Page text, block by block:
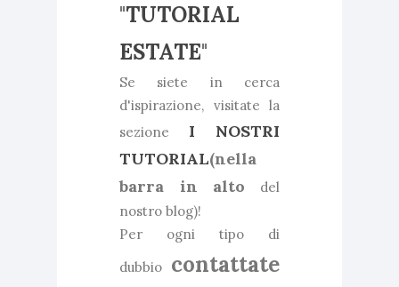
"TUTORIAL
ESTATE"
Se siete in cerca
d'ispirazione, visitate la
sezione I NOSTRI
TUTORIAL(nella
barra in alto del
nostro blog)!
Per ogni tipo di
dubbio contattate